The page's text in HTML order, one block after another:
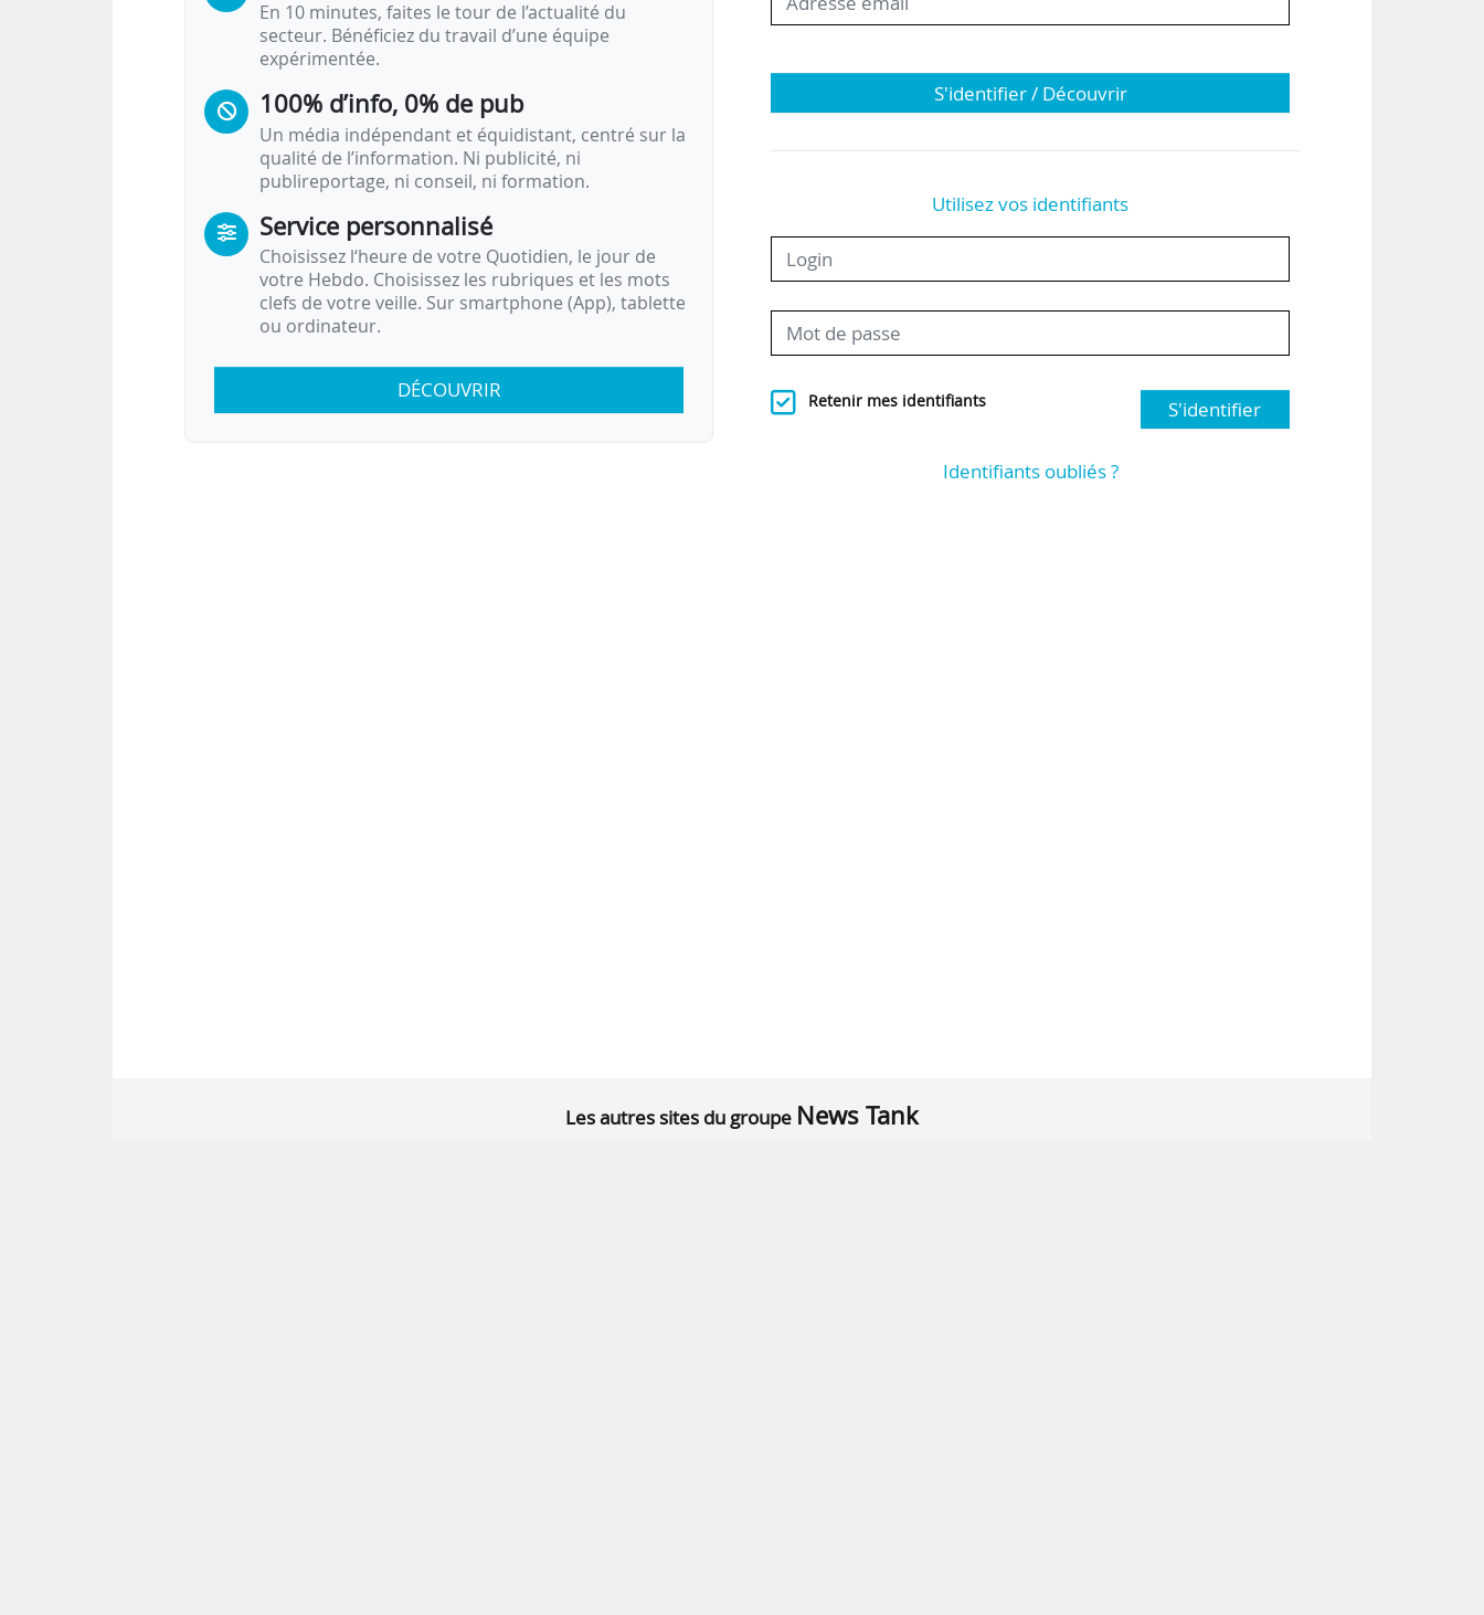
En 10 minutes, faites le tour de l’actualité du
secteur. Bénéficiez du travail d’une équipe
expérimentée.
100% d’info, 0% de pub
Un média indépendant et équidistant, centré sur la
qualité de l’information. Ni publicité, ni
publireportage, ni conseil, ni formation.
Service personnalisé
Choisissez l‘heure de votre Quotidien, le jour de
votre Hebdo. Choisissez les rubriques et les mots
clefs de votre veille. Sur smartphone (App), tablette
ou ordinateur.
DÉCOUVRIR
S'identifier / Découvrir
Utilisez vos identifiants
Retenir mes identifiants S'identifier
Identifiants oubliés ?
Les autres sites du groupe News Tank